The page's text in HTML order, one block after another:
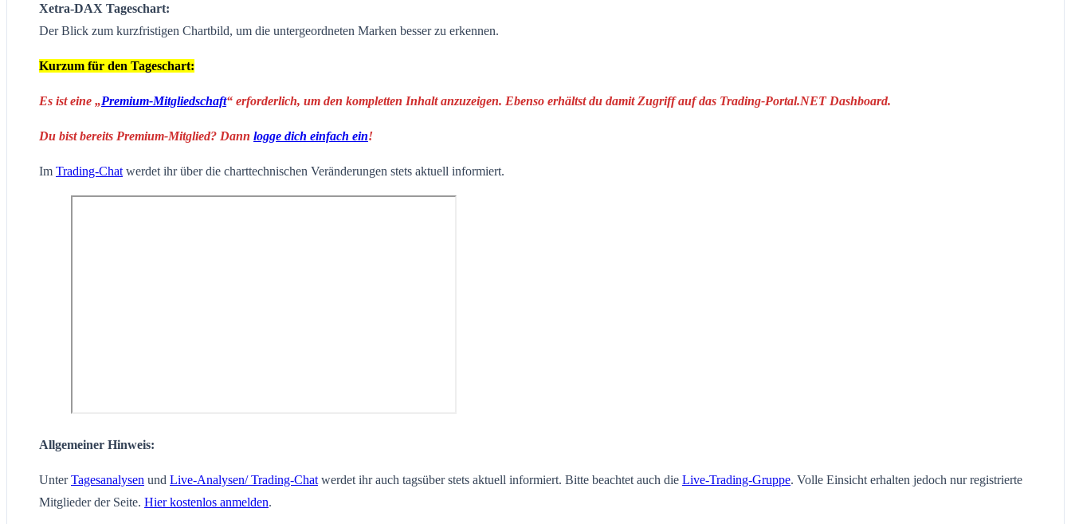
Xetra-DAX Tageschart:
Der Blick zum kurzfristigen Chartbild, um die untergeordneten Marken besser zu erkennen.
Kurzum für den Tageschart:
Es ist eine „Premium-Mitgliedschaft“ erforderlich, um den kompletten Inhalt anzuzeigen. Ebenso erhältst du damit Zugriff auf das Trading-Portal.NET Dashboard.
Du bist bereits Premium-Mitglied? Dann logge dich einfach ein!
Im Trading-Chat werdet ihr über die charttechnischen Veränderungen stets aktuell informiert.
Allgemeiner Hinweis:
UnterTagesanalysen und Live-Analysen/ Trading-Chat werdet ihr auch tagsüber stets aktuell informiert. Bitte beachtet auch die Live-Trading-Gruppe. Volle Einsicht erhalten jedoch nur registrierte
Mitglieder der Seite. Hier kostenlos anmelden.